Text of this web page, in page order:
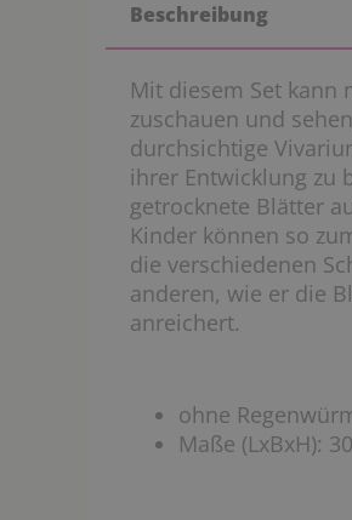
Beschreibung
Mit diesem Set kann
zuschauen und
durchsichtige
ihrer Entwicklung zu
getrocknete Blätter
Kinder können so
die verschiedenen
anderen, wie er die
anreichert.
ohne
Maße (LxBxH):